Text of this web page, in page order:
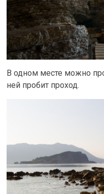
В одном месте можно
ней пробит проход.